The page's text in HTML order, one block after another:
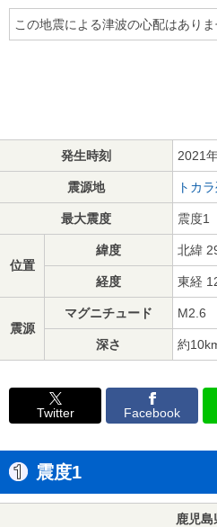
この地震による津波の心配はありま
発生時刻 2021
震源地 トカ
最大震度 震度1
位置
緯度 北緯
経度 東経
震源
マグニチュード M2.6
深さ 約
Twitter Facebook
震度1
鹿児島